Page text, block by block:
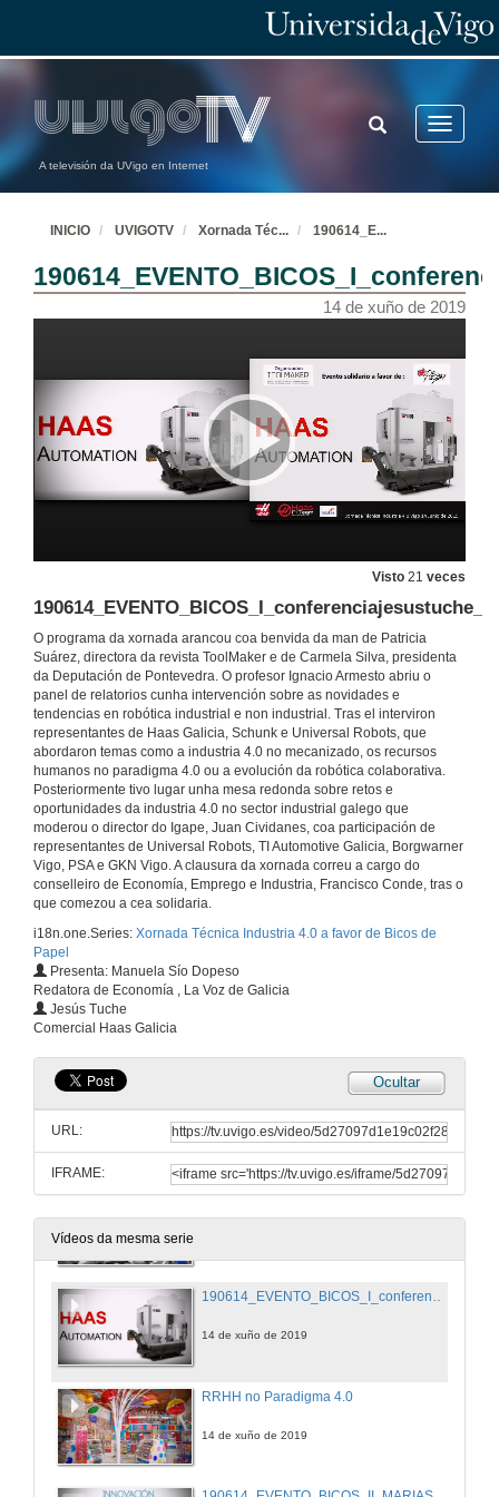
A televisión da UVigo en Internet
Toggle
TOGGLE
SEARCH
INICIO UVIGOTV Xornada Téc... 190614_E...
14 de xuño de 2019
Visto 21 veces
O programa da xornada arancou coa benvida da man de Patricia
Suárez, directora da revista ToolMaker e de Carmela Silva, presidenta
da Deputación de Pontevedra. O profesor Ignacio Armesto abriu o
panel de relatorios cunha intervención sobre as novidades e
tendencias en robótica industrial e non industrial. Tras el interviron
representantes de Haas Galicia, Schunk e Universal Robots, que
abordaron temas como a industria 4.0 no mecanizado, os recursos
humanos no paradigma 4.0 ou a evolución da robótica colaborativa.
Posteriormente tivo lugar unha mesa redonda sobre retos e
oportunidades da industria 4.0 no sector industrial galego que
moderou o director do Igape, Juan Cividanes, coa participación de
representantes de Universal Robots, TI Automotive Galicia, Borgwarner
Vigo, PSA e GKN Vigo. A clausura da xornada correu a cargo do
conselleiro de Economía, Emprego e Industria, Francisco Conde, tras o
que comezou a cea solidaria.
i18n.one.Series: Xornada Técnica Industria 4.0 a favor de Bicos de
Papel
Presenta: Manuela Sío Dopeso
Redatora de Economía , La Voz de Galicia
Jesús Tuche
Comercial Haas Galicia
Ocultar
URL:
IFRAME:
Vídeos da mesma serie
14 de xuño de 2019
14 de xuño de 2019
14 de xuño de 2019
Intervención de Carmela Silva
Presentación de D. Ignacio Armesto
14 de xuño de 2019
Industria 4.0: Novidades e tendencia en robótica industrial e non industrial
190614_EVENTO_BICOS_I_conferenciajesustuche_con_cut6
14 de xuño de 2019
RRHH no Paradigma 4.0
14 de xuño de 2019